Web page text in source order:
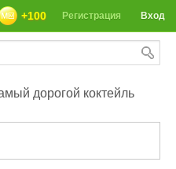
РЕЦЕПТА
Вход
Регистрация
+100
дорогой коктейль